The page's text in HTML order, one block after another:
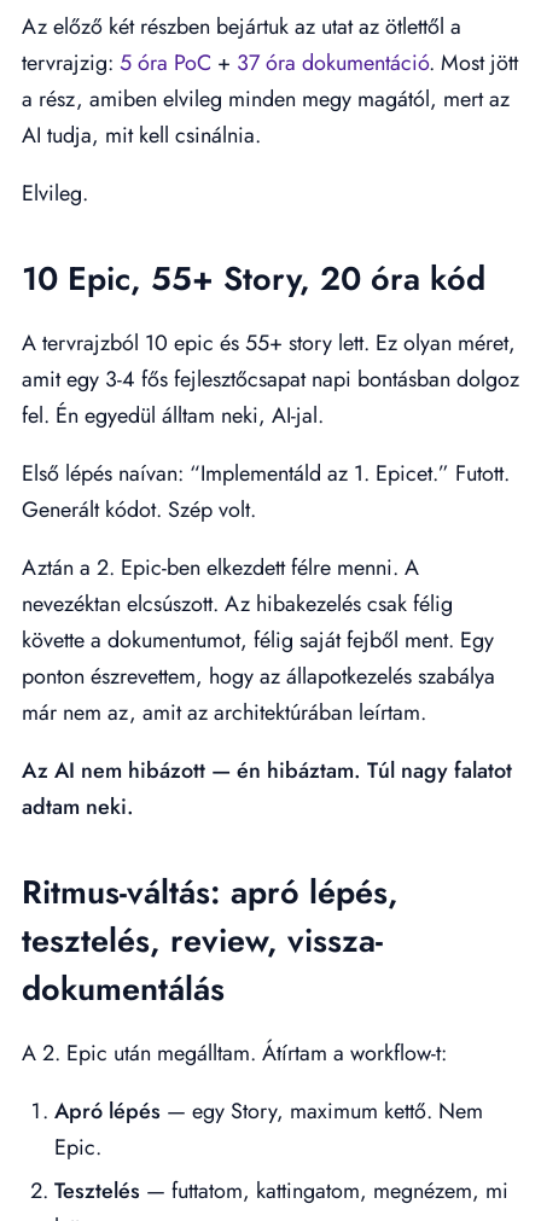
Az előző két részben bejártuk az utat az ötlettől a
tervrajzig: 5 óra PoC + 37 óra dokumentáció. Most jött
a rész, amiben elvileg minden megy magától, mert az
AI tudja, mit kell csinálnia.
Elvileg.
10 Epic, 55+ Story, 20 óra kód
A tervrajzból 10 epic és 55+ story lett. Ez olyan méret,
amit egy 3-4 fős fejlesztőcsapat napi bontásban dolgoz
fel. Én egyedül álltam neki, AI-jal.
Első lépés naívan: “Implementáld az 1. Epicet.” Futott.
Generált kódot. Szép volt.
Aztán a 2. Epic-ben elkezdett félre menni. A
nevezéktan elcsúszott. Az hibakezelés csak félig
követte a dokumentumot, félig saját fejből ment. Egy
ponton észrevettem, hogy az állapotkezelés szabálya
már nem az, amit az architektúrában leírtam.
Az AI nem hibázott — én hibáztam. Túl nagy falatot
adtam neki.
Ritmus-váltás: apró lépés,
tesztelés, review, vissza-
dokumentálás
A 2. Epic után megálltam. Átírtam a workflow-t:
Apró lépés — egy Story, maximum kettő. Nem
Epic.
Tesztelés — futtatom, kattingatom, megnézem, mi